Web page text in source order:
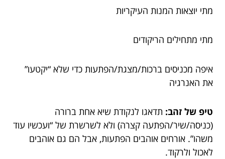
מתי יוצאות המנות העיקריות
מתי מתחילים הריקודים
איפה מכניסים ברכות/מצגת/הפתעות כדי שלא “יקטעו”
את האנרגיה
טיפ של זהב: תדאגו לנקודת שיא אחת ברורה
(כניסה/שיר/הפתעה קצרה) ולא לשרשרת של “ועכשיו עוד
משהו”. אורחים אוהבים הפתעות, אבל הם גם אוהבים
לאכול ולרקוד.